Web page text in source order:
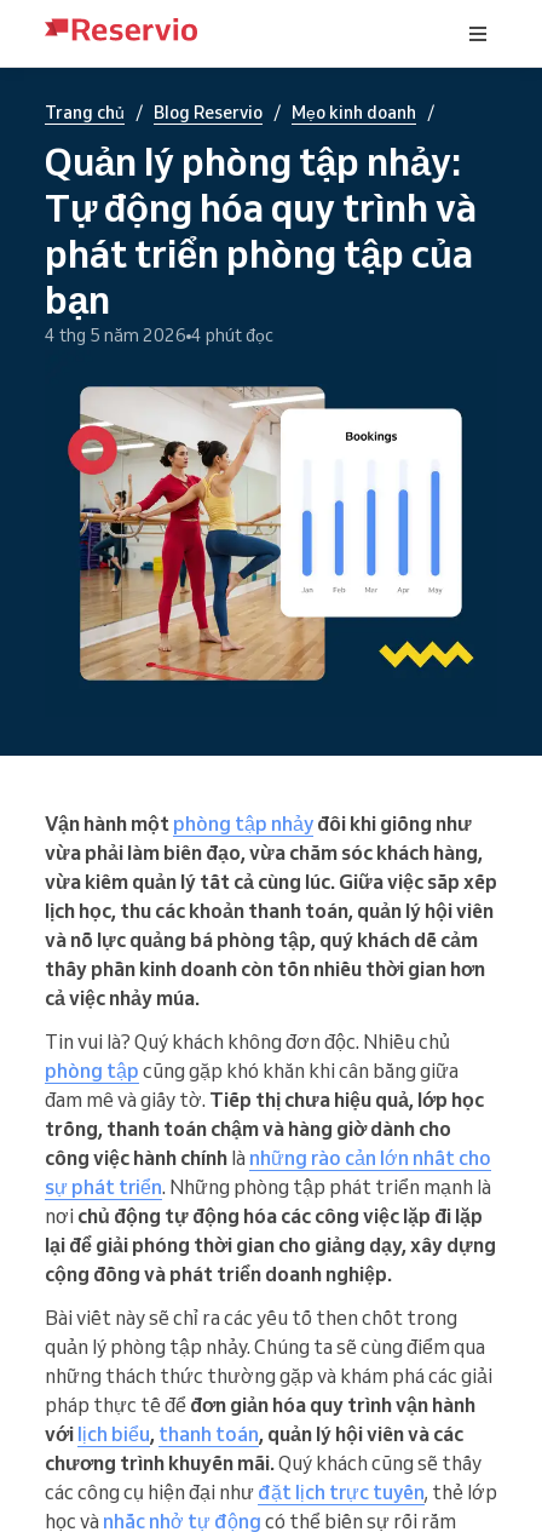
Trang chủ / Blog Reservio / Mẹo kinh doanh /
Quản lý phòng tập nhảy:
Tự động hóa quy trình và
phát triển phòng tập của
bạn
4 thg 5 năm 2026 4 phút đọc
Vận hành một phòng tập nhảy đôi khi giống như
vừa phải làm biên đạo, vừa chăm sóc khách hàng,
vừa kiêm quản lý tất cả cùng lúc. Giữa việc sắp xếp
lịch học, thu các khoản thanh toán, quản lý hội viên
và nỗ lực quảng bá phòng tập, quý khách dễ cảm
thấy phần kinh doanh còn tốn nhiều thời gian hơn
cả việc nhảy múa.
Tin vui là? Quý khách không đơn độc. Nhiều chủ
phòng tập cũng gặp khó khăn khi cân bằng giữa
đam mê và giấy tờ. Tiếp thị chưa hiệu quả, lớp học
trống, thanh toán chậm và hàng giờ dành cho
công việc hành chính là những rào cản lớn nhất cho
sự phát triển. Những phòng tập phát triển mạnh là
nơi chủ động tự động hóa các công việc lặp đi lặp
lại để giải phóng thời gian cho giảng dạy, xây dựng
cộng đồng và phát triển doanh nghiệp.
Bài viết này sẽ chỉ ra các yếu tố then chốt trong
quản lý phòng tập nhảy. Chúng ta sẽ cùng điểm qua
những thách thức thường gặp và khám phá các giải
pháp thực tế để đơn giản hóa quy trình vận hành
với lịch biểu, thanh toán, quản lý hội viên và các
chương trình khuyến mãi.Quý khách cũng sẽ thấy
các công cụ hiện đại như đặt lịch trực tuyến, thẻ lớp
học và nhắc nhở tự động có thể biến sự rối rắm